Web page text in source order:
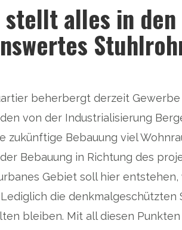
alles in
beherbergt derzeit
von der Industrialisierung
zukünftige Bebauung viel
Bebauung in Richtung des
Gebiet soll hier
die denkmalgeschützten
bleiben. Mit all diesen